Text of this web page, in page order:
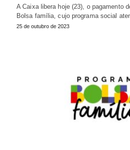
A Caixa libera hoje (23), o pagamento
Bolsa família, cujo programa social
25 de outubro de 2023